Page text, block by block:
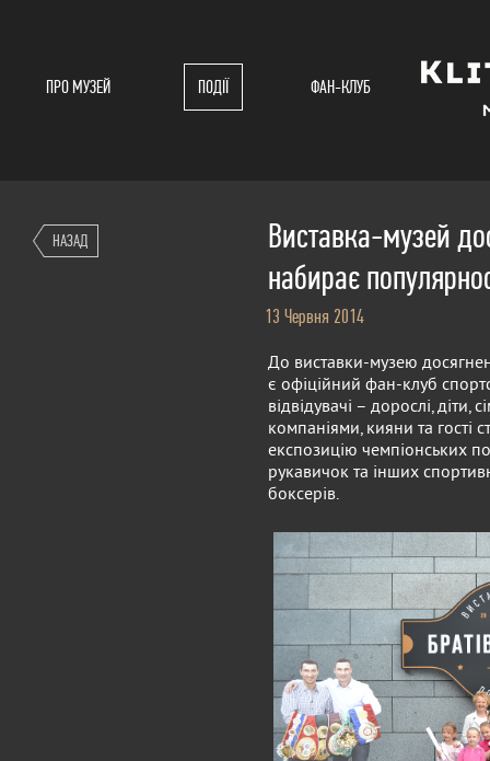
ПРО МУЗЕЙ ПОДІЇ ФАН-КЛУБ
НАЗАД
Виставка-музей
набирає
13 Червня 2014
До виставки-музею
є офіційний фан-клуб
відвідувачі – дорослі,
компаніями, кияни та гості
експозицію чемпіонських
рукавичок та інших
боксерів.